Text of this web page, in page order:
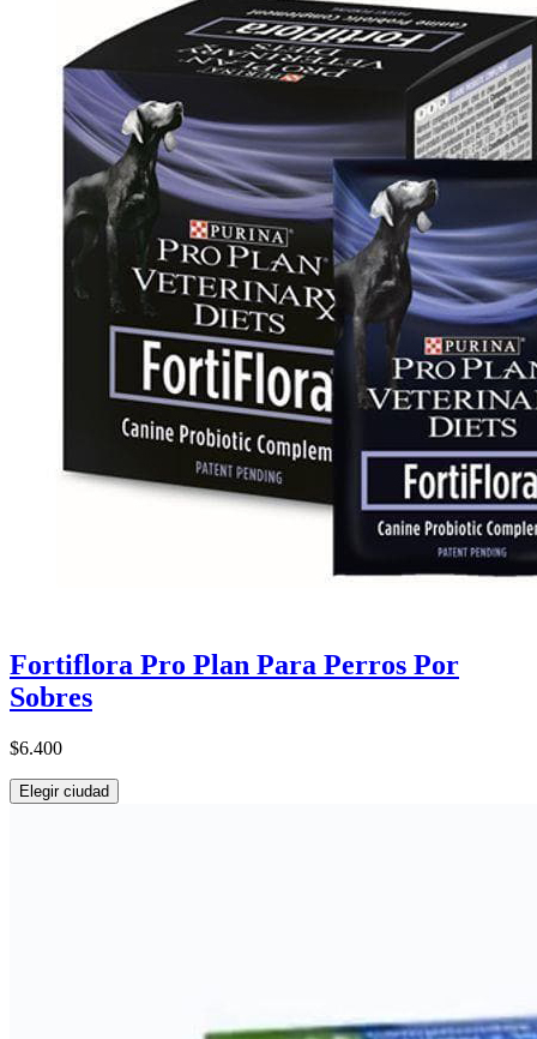
Fortiflora Pro Plan Para Perros Por
Sobres
$6.400
Elegir ciudad